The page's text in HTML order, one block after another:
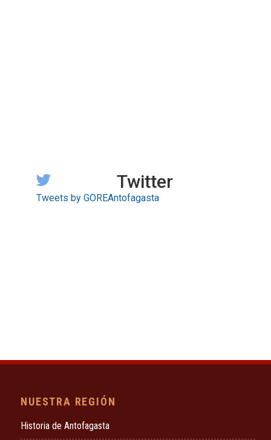
Twitter
Tweets by GOREAntofagasta
NUESTRA REGIÓN
Historia de Antofagasta